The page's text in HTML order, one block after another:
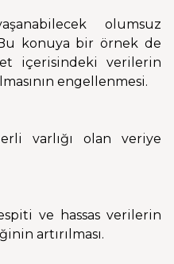
olumsuz
Bu konuya bir örnek de
içerisindeki verilerin
engellenmesi.
varlığı olan veriye
ve hassas verilerin
artırılması.